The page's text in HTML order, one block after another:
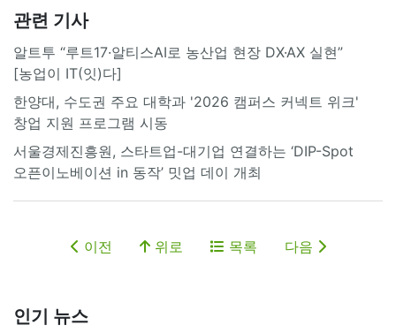
관련 기사
알트투 “루트17·알티스AI로 농산업 현장 DX·AX 실현”
[농업이 IT(잇)다]
한양대, 수도권 주요 대학과 '2026 캠퍼스 커넥트 위크'
창업 지원 프로그램 시동
서울경제진흥원, 스타트업-대기업 연결하는 ‘DIP-Spot
오픈이노베이션 in 동작’ 밋업 데이 개최
이전 위로 목록 다음
인기 뉴스